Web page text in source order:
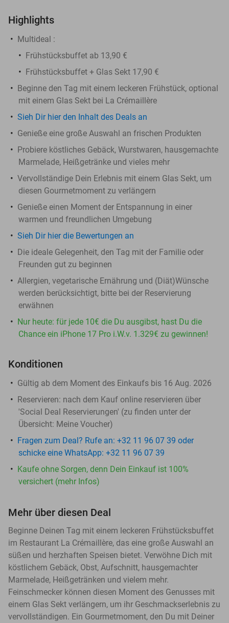
Highlights
Multideal :
Frühstücksbuffet ab 13,90 €
Frühstücksbuffet + Glas Sekt 17,90 €
Beginne den Tag mit einem leckeren Frühstück, optional
mit einem Glas Sekt bei La Crémaillère
Sieh Dir hier den Inhalt des Deals an
Genieße eine große Auswahl an frischen Produkten
Probiere köstliches Gebäck, Wurstwaren, hausgemachte
Marmelade, Heißgetränke und vieles mehr
Vervollständige Dein Erlebnis mit einem Glas Sekt, um
diesen Gourmetmoment zu verlängern
Genieße einen Moment der Entspannung in einer
warmen und freundlichen Umgebung
Sieh Dir hier die Bewertungen an
Die ideale Gelegenheit, den Tag mit der Familie oder
Freunden gut zu beginnen
Allergien, vegetarische Ernährung und (Diät)Wünsche
werden berücksichtigt, bitte bei der Reservierung
erwähnen
Nur heute: für jede 10€ die Du ausgibst, hast Du die
Chance ein iPhone 17 Pro i.W.v. 1.329€ zu gewinnen!
Konditionen
Gültig ab dem Moment des Einkaufs bis 16 Aug. 2026
Reservieren: nach dem Kauf online reservieren über
'Social Deal Reservierungen' (zu finden unter der
Übersicht: Meine Voucher)
Fragen zum Deal? Rufe an: +32 11 96 07 39 oder
schicke eine WhatsApp: +32 11 96 07 39
Kaufe ohne Sorgen, denn Dein Einkauf ist 100%
versichert (mehr Infos)
Mehr über diesen Deal
Beginne Deinen Tag mit einem leckeren Frühstücksbuffet
im Restaurant La Crémaillère, das eine große Auswahl an
süßen und herzhaften Speisen bietet. Verwöhne Dich mit
köstlichem Gebäck, Obst, Aufschnitt, hausgemachter
Marmelade, Heißgetränken und vielem mehr.
Feinschmecker können diesen Moment des Genusses mit
einem Glas Sekt verlängern, um ihr Geschmackserlebnis zu
vervollständigen. Ein Gourmetmoment, den Du mit Deiner